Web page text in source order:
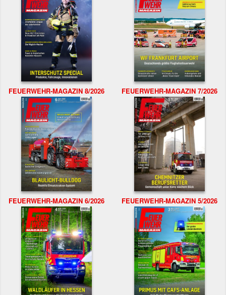
FEUERWEHR-MAGAZIN 8/2026 FEUERWEHR-MAGAZIN 7/2026
FEUERWEHR-MAGAZIN 6/2026 FEUERWEHR-MAGAZIN 5/2026